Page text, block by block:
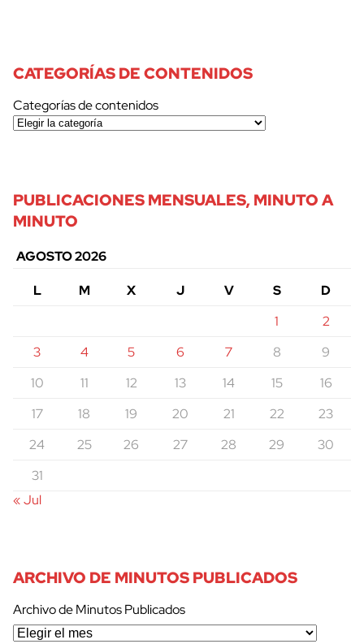
CATEGORÍAS DE CONTENIDOS
Categorías de contenidos
PUBLICACIONES MENSUALES, MINUTO A
MINUTO
AGOSTO 2026
L
M X J V S
D
1
2
3
4 5 6 7 8
9
10
11 12 13 14 15
16
17
18 19 20 21 22
23
24
25 26 27 28 29
30
31
« Jul
ARCHIVO DE MINUTOS PUBLICADOS
Archivo de Minutos Publicados